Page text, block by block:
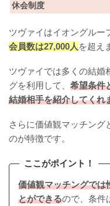
休会制度
ツヴァイはイオングルー
会員数は27,000人 を超え
ツヴァイでは多くの結婚
グを利用して、 希望条件
結婚相手を紹介してくれ
さらに価値観マッチング
のが特徴です。
ここがポイント！
価値観マッチングでは
とができるので、条件